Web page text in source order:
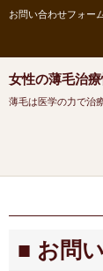
お問い合わせフォー
女性の薄毛治
薄毛は医学の力で治
お問